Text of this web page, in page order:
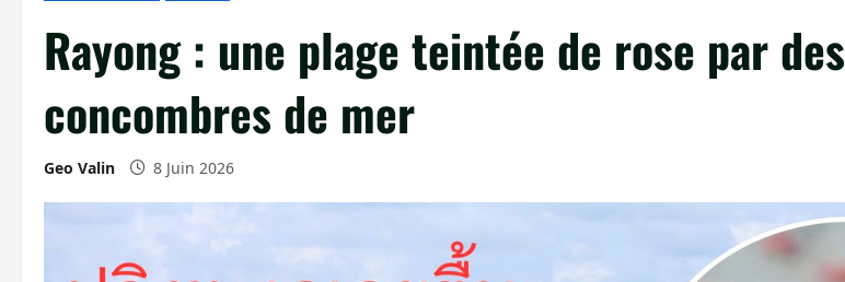
Rayong : une plage teintée de rose par des
concombres de mer
Geo Valin 8 Juin 2026